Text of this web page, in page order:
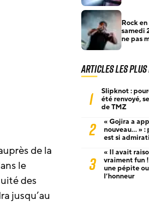
de la
le
des
jusqu’au
Rock
samedi
ne pas
Articles les
1
Slipknot :
été renvoyé,
de TMZ
2
« Gojira a
nouveau… » :
est si
3
« Il avait
vraiment fun
une pépite
l’honneur